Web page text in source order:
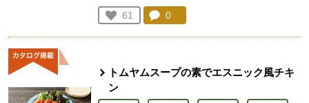
お気に入り登録：
61
人が登録
コメント：
0
トムヤムスープの素でエスニック風チキ
ン